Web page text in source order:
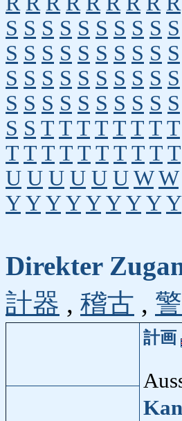
S S S S S S S S S S
S S S S S S S S S S
S S S S S S S S S S
S S S S S S S S S S
S S T T T T T T T T
T T T T T T T T T T
U U U U U U W W
Y Y Y Y Y Y Y Y Y
Direkter
計器 , 稽古 ,
計画